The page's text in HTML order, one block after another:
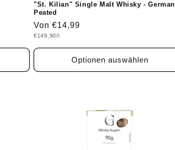
"St. Kilian" Single Malt Whisky - German
Peated
Normaler
Preis
Von €14,99
Grundpreis
€149,90/l
Optionen auswählen